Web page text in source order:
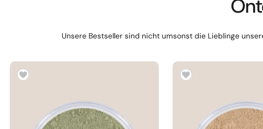
Unsere Bestseller sind nicht umsonst die Lieblinge